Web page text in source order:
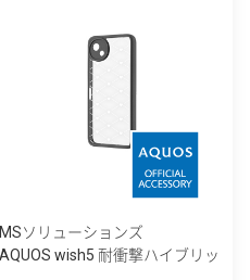
MSソリューションズ
AQUOS wish5 耐衝撃ハイブリッ